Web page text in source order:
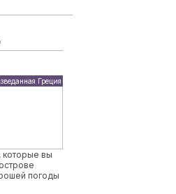
Греция
которые вы
погоды